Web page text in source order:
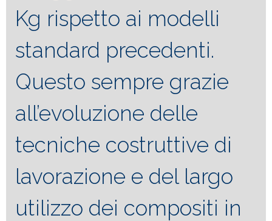
Kg rispetto ai modelli
standard precedenti.
Questo sempre grazie
all’evoluzione delle
tecniche costruttive di
lavorazione e del largo
utilizzo dei compositi in